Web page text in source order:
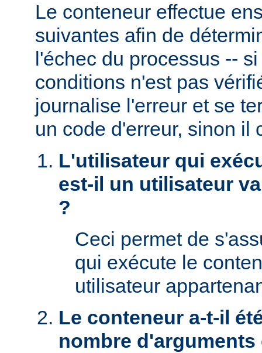
Le conteneur effectue
suivantes afin de
l'échec du processus --
conditions n'est pas
journalise l'erreur et se
un code d'erreur, sinon il
L'utilisateur qui
est-il un utilisateur
?
Ceci permet de
qui exécute le
utilisateur
Le conteneur a-t-il
nombre